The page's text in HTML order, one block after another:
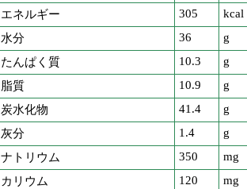
エネルギー
305 kcal
水分
36 g
たんぱく質
10.3 g
脂質
10.9 g
炭水化物
41.4 g
灰分
1.4 g
ナトリウム
350 mg
カリウム
120 mg